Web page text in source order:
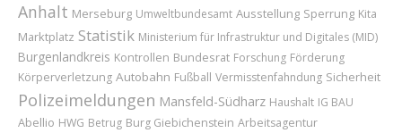
Anhalt Merseburg Umweltbundesamt Ausstellung Sperrung Kita
Marktplatz Statistik Ministerium für Infrastruktur und Digitales (MID)
Burgenlandkreis Kontrollen Bundesrat Forschung Förderung
Körperverletzung Autobahn Fußball Vermisstenfahndung Sicherheit
Polizeimeldungen Mansfeld-Südharz Haushalt IG BAU
Abellio HWG Betrug Burg Giebichenstein Arbeitsagentur